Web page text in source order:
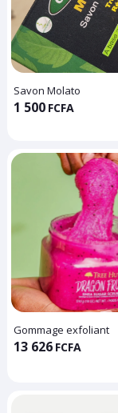
Savon Molato
1 500 FCFA
Gommage exfoliant
13 626 FCFA